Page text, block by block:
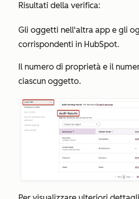
Risultati della verifica:
Gli oggetti nell'altra app e gli
corrispondenti in HubSpot.
Il numero di proprietà e il
ciascun oggetto.